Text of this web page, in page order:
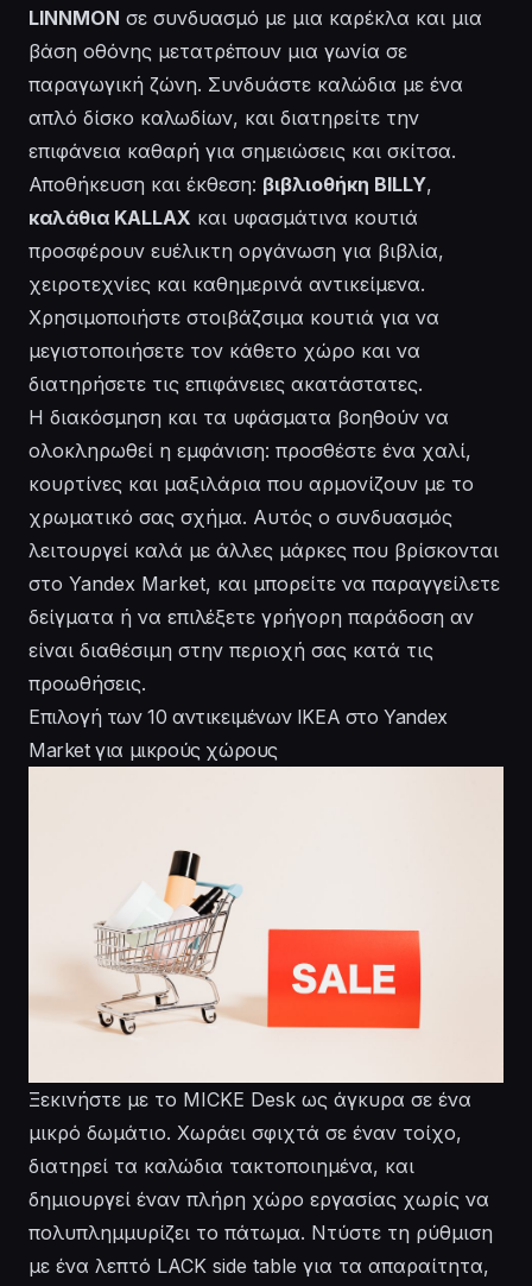
LINNMON σε συνδυασμό με μια καρέκλα και μια
βάση οθόνης μετατρέπουν μια γωνία σε
παραγωγική ζώνη. Συνδυάστε καλώδια με ένα
απλό δίσκο καλωδίων, και διατηρείτε την
επιφάνεια καθαρή για σημειώσεις και σκίτσα.
Αποθήκευση και έκθεση: βιβλιοθήκη BILLY,
καλάθια KALLAX και υφασμάτινα κουτιά
προσφέρουν ευέλικτη οργάνωση για βιβλία,
χειροτεχνίες και καθημερινά αντικείμενα.
Χρησιμοποιήστε στοιβάζσιμα κουτιά για να
μεγιστοποιήσετε τον κάθετο χώρο και να
διατηρήσετε τις επιφάνειες ακατάστατες.
Η διακόσμηση και τα υφάσματα βοηθούν να
ολοκληρωθεί η εμφάνιση: προσθέστε ένα χαλί,
κουρτίνες και μαξιλάρια που αρμονίζουν με το
χρωματικό σας σχήμα. Αυτός ο συνδυασμός
λειτουργεί καλά με άλλες μάρκες που βρίσκονται
στο Yandex Market, και μπορείτε να παραγγείλετε
δείγματα ή να επιλέξετε γρήγορη παράδοση αν
είναι διαθέσιμη στην περιοχή σας κατά τις
προωθήσεις.
Επιλογή των 10 αντικειμένων IKEA στο Yandex
Market για μικρούς χώρους
Ξεκινήστε με το MICKE Desk ως άγκυρα σε ένα
μικρό δωμάτιο. Χωράει σφιχτά σε έναν τοίχο,
διατηρεί τα καλώδια τακτοποιημένα, και
δημιουργεί έναν πλήρη χώρο εργασίας χωρίς να
πολυπλημμυρίζει το πάτωμα. Ντύστε τη ρύθμιση
με ένα λεπτό LACK side table για τα απαραίτητα,